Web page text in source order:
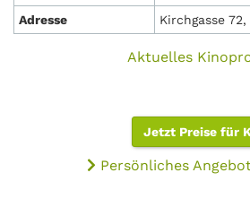
Adresse
Kirchgasse
Aktuelles
Jetzt Preise für
Persönliches